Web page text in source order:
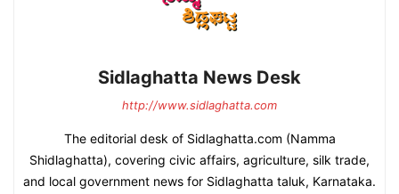
Sidlaghatta News Desk
http://www.sidlaghatta.com
The editorial desk of Sidlaghatta.com (Namma
Shidlaghatta), covering civic affairs, agriculture, silk trade,
and local government news for Sidlaghatta taluk, Karnataka.